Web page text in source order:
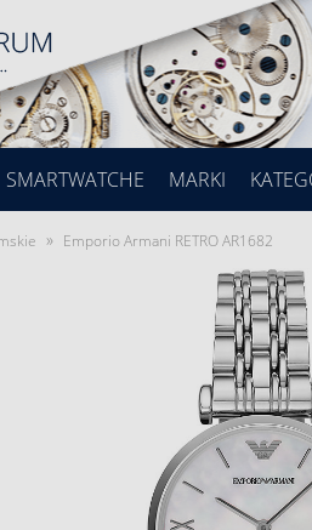
SMARTWATCHE MARKI
» Emporio Armani RETRO AR1682